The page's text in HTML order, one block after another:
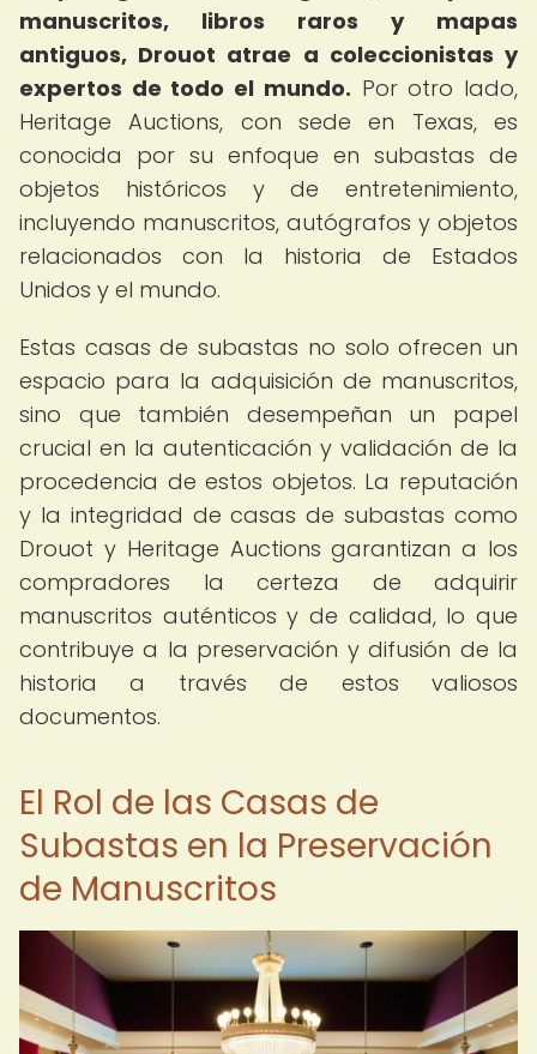
manuscritos, libros raros y mapas
antiguos, Drouot atrae a coleccionistas y
expertos de todo el mundo. Por otro lado,
Heritage Auctions, con sede en Texas, es
conocida por su enfoque en subastas de
objetos históricos y de entretenimiento,
incluyendo manuscritos, autógrafos y objetos
relacionados con la historia de Estados
Unidos y el mundo.
Estas casas de subastas no solo ofrecen un
espacio para la adquisición de manuscritos,
sino que también desempeñan un papel
crucial en la autenticación y validación de la
procedencia de estos objetos. La reputación
y la integridad de casas de subastas como
Drouot y Heritage Auctions garantizan a los
compradores la certeza de adquirir
manuscritos auténticos y de calidad, lo que
contribuye a la preservación y difusión de la
historia a través de estos valiosos
documentos.
El Rol de las Casas de
Subastas en la Preservación
de Manuscritos